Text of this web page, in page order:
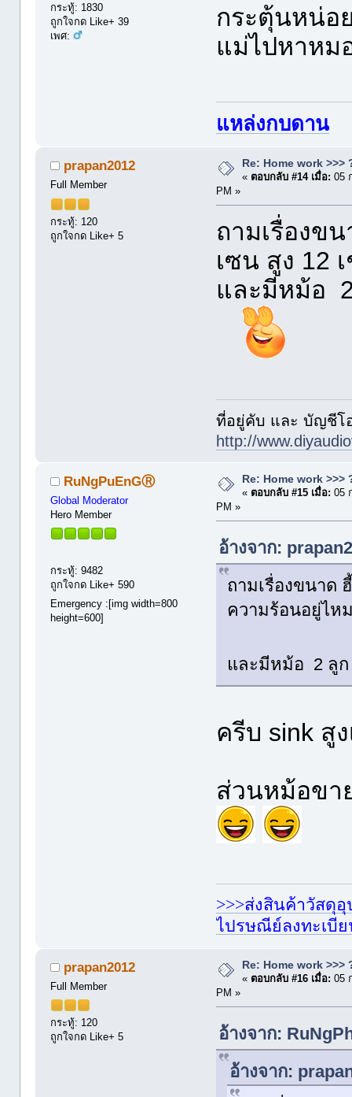
กระทู้: 1830
ถูกใจกด Like+ 39
เพศ:
กระตุ้นหน่อ
แม่ไปหาหม
แหล่งกบดาน
prapan2012
Full Member
กระทู้: 120
ถูกใจกด Like+ 5
Re: Home work >>>
« ตอบกลับ #14 เมื่อ: 05
PM »
ถามเรื่องข
เซน สูง 12
และมีหม้อ
ที่อยู่คับ และ บัญชีโ
http://
RuNgPuEnGⓇ
Global Moderator
Hero Member
กระทู้: 9482
ถูกใจกด Like+ 590
Emergency :[img width=800
height=600]
Re: Home work >>>
« ตอบกลับ #15 เมื่อ: 05
PM »
อ้างจาก:
ถามเรื่องขนาด
ความร้อนอยู่ไห
และมีหม้อ 2 ลูก
ครีบ sink สู
ส่วนหม้อขา
>>>ส่งสินค้าวัสดุ
ไปรษณีย์ลงทะเบีย
prapan2012
Full Member
กระทู้: 120
ถูกใจกด Like+ 5
Re: Home work >>>
« ตอบกลับ #16 เมื่อ: 05
PM »
อ้างจาก:
อ้างจาก: